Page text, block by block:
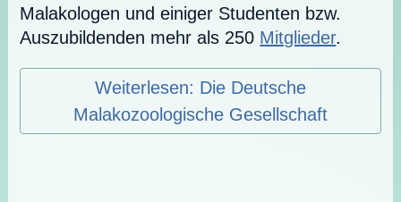
Malakologen und einiger Studenten bzw.
Auszubildenden mehr als 250 Mitglieder.
Weiterlesen: Die Deutsche
Malakozoologische Gesellschaft